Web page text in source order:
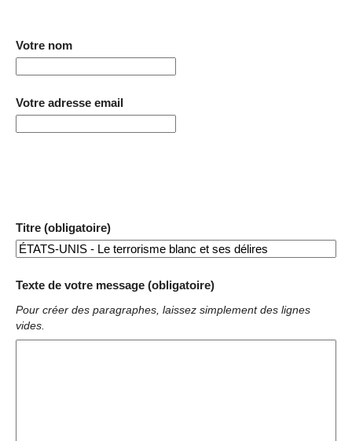
Votre nom
Votre adresse email
Titre (obligatoire)
Texte de votre message (obligatoire)
Pour créer des paragraphes, laissez simplement des lignes
vides.